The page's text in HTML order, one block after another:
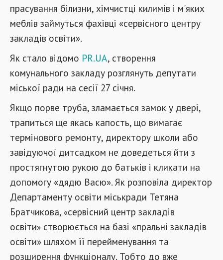
прасування білизни, хімчистці килимів і м'яких
меблів займуться фахівці «сервісного центру
закладів освіти».
Як стало відомо PR.UA, створення
комунального закладу розглянуть депутати
міської ради на сесії 27 січня.
Якщо порве труба, зламається замок у двері,
трапиться ще якась капость, що вимагає
термінового ремонту, директору школи або
завідуючої дитсадком не доведеться йти з
простягнутою рукою до батьків і кликати на
допомогу «дядю Васю». Як розповіла директор
Департаменту освіти міськради Тетяна
Братчикова, «сервісний центр закладів
освіти» створюється на базі «пральні закладів
освіти» шляхом її перейменування та
розширення функціоналу. Тобто до вже